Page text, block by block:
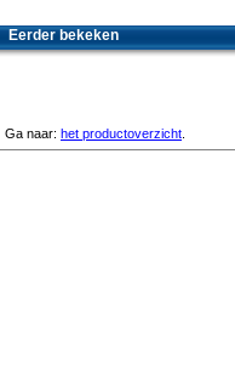
Eerder bekeken
Ga naar: het productoverzicht